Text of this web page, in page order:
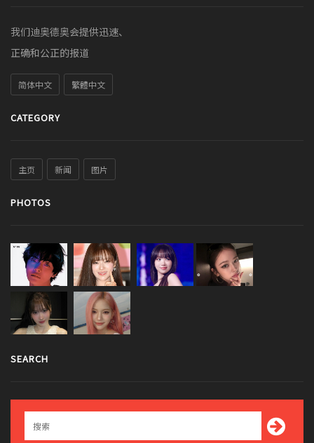
我们迪奥德奥会提供迅速、
正确和公正的报道
简体中文 繁體中文
CATEGORY
主页 新闻 图片
PHOTOS
SEARCH